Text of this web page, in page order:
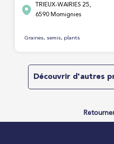
TRIEUX-WAIRIES 25,
6590 Momignies
Graines, semis, plants
Découvrir d'autres